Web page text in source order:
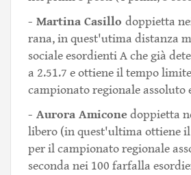
- Martina Casillodoppietta
rana, in quest'utima distanza
sociale esordienti A che già
a 2.51.7 e ottiene il tempo
campionato regionale assoluto
- Aurora Amiconedoppietta
libero (in quest'ultima ottiene
per il campionato regionale
seconda nei 100 farfalla